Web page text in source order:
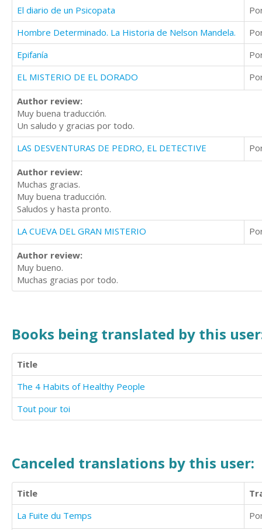
El diario de un Psicopata
Hombre Determinado. La Historia de Nelson Mandela.
Epifanía
EL MISTERIO DE EL DORADO
Author review:
Muy buena traducción.
Un saludo y gracias por todo.
LAS DESVENTURAS DE PEDRO, EL DETECTIVE
Author review:
Muchas gracias.
Muy buena traducción.
Saludos y hasta pronto.
LA CUEVA DEL GRAN MISTERIO
Author review:
Muy bueno.
Muchas gracias por todo.
Books being translated by this
Title
The 4 Habits of Healthy People
Tout pour toi
Canceled translations by this user:
Title
La Fuite du Temps